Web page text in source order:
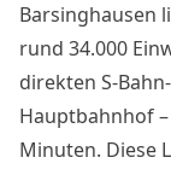
Barsinghausen
rund 34.000
direkten S-
Hauptbahnhof
Minuten. Diese